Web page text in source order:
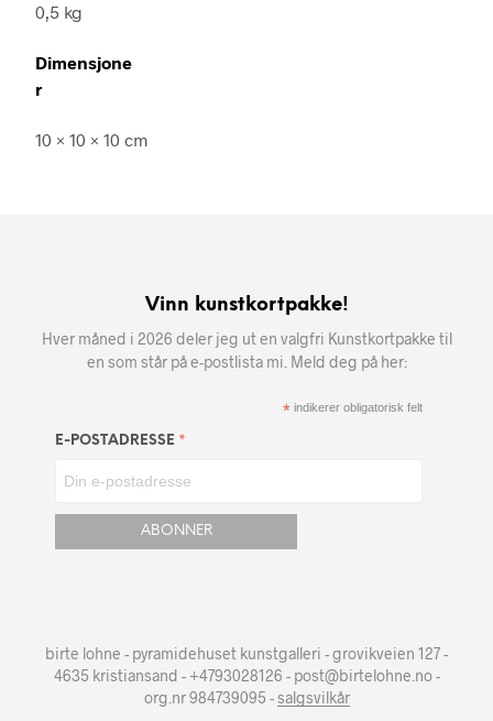
0,5 kg
Dimensjone
r
10 × 10 × 10 cm
Vinn kunstkortpakke!
Hver måned i 2026 deler jeg ut en valgfri Kunstkortpakke til
en som står på e-postlista mi. Meld deg på her:
* indikerer obligatorisk felt
E-POSTADRESSE *
birte lohne - pyramidehuset kunstgalleri - grovikveien 127 -
4635 kristiansand - +4793028126 - post@birtelohne.no -
org.nr 984739095 -salgsvilkår